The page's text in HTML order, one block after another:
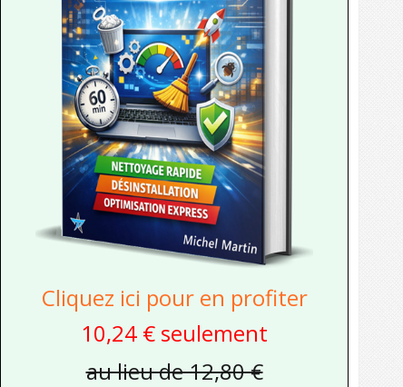
Cliquez ici pour en profiter
10,24 € seulement
au lieu de 12,80 €